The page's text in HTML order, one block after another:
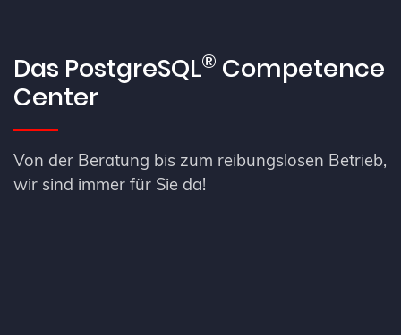
Das PostgreSQL® Competence
Center
Von der Beratung bis zum reibungslosen Betrieb,
wir sind immer für Sie da!